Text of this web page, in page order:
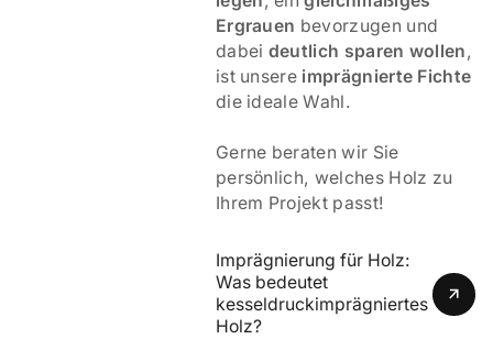
Ergrauen bevorzugen und
dabei deutlich sparen wollen,
ist unsere imprägnierte Fichte
die ideale Wahl.
Gerne beraten wir Sie
persönlich, welches Holz zu
Ihrem Projekt passt!
Imprägnierung für Holz:
Was bedeutet
kesseldruckimprägniertes
Holz?